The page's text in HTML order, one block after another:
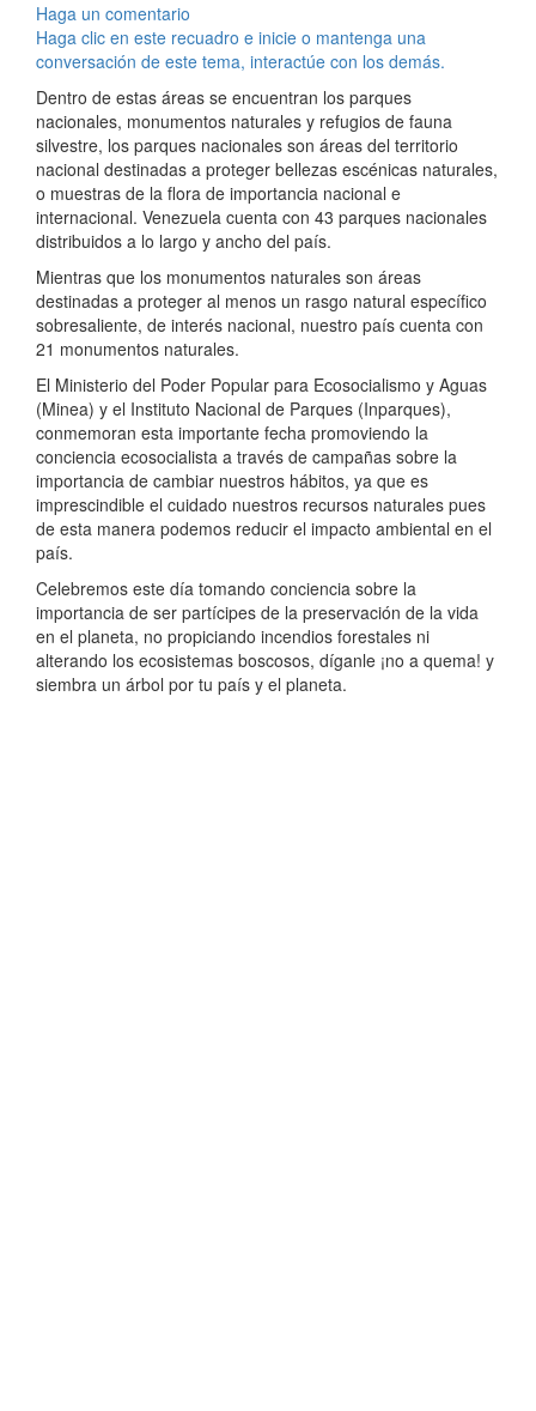
Haga un comentario
Haga clic en este recuadro e inicie o mantenga una
conversación de este tema, interactúe con los demás.
Dentro de estas áreas se encuentran los parques
nacionales, monumentos naturales y refugios de fauna
silvestre, los parques nacionales son áreas del territorio
nacional destinadas a proteger bellezas escénicas naturales,
o muestras de la flora de importancia nacional e
internacional. Venezuela cuenta con 43 parques nacionales
distribuidos a lo largo y ancho del país.
Mientras que los monumentos naturales son áreas
destinadas a proteger al menos un rasgo natural específico
sobresaliente, de interés nacional, nuestro país cuenta con
21 monumentos naturales.
El Ministerio del Poder Popular para Ecosocialismo y Aguas
(Minea) y el Instituto Nacional de Parques (Inparques),
conmemoran esta importante fecha promoviendo la
conciencia ecosocialista a través de campañas sobre la
importancia de cambiar nuestros hábitos, ya que es
imprescindible el cuidado nuestros recursos naturales pues
de esta manera podemos reducir el impacto ambiental en el
país.
Celebremos este día tomando conciencia sobre la
importancia de ser partícipes de la preservación de la vida
en el planeta, no propiciando incendios forestales ni
alterando los ecosistemas boscosos, díganle ¡no a quema! y
siembra un árbol por tu país y el planeta.